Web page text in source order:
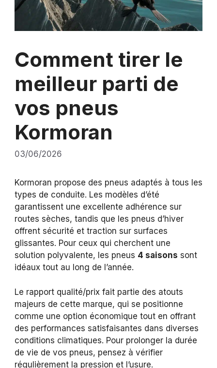
Comment tirer le
meilleur parti de
vos pneus
Kormoran
03/06/2026
Kormoran propose des pneus adaptés à tous les
types de conduite. Les modèles d’été
garantissent une excellente adhérence sur
routes sèches, tandis que les pneus d’hiver
offrent sécurité et traction sur surfaces
glissantes. Pour ceux qui cherchent une
solution polyvalente, les pneus 4 saisons sont
idéaux tout au long de l’année.
Le rapport qualité/prix fait partie des atouts
majeurs de cette marque, qui se positionne
comme une option économique tout en offrant
des performances satisfaisantes dans diverses
conditions climatiques. Pour prolonger la durée
de vie de vos pneus, pensez à vérifier
régulièrement la pression et l’usure.